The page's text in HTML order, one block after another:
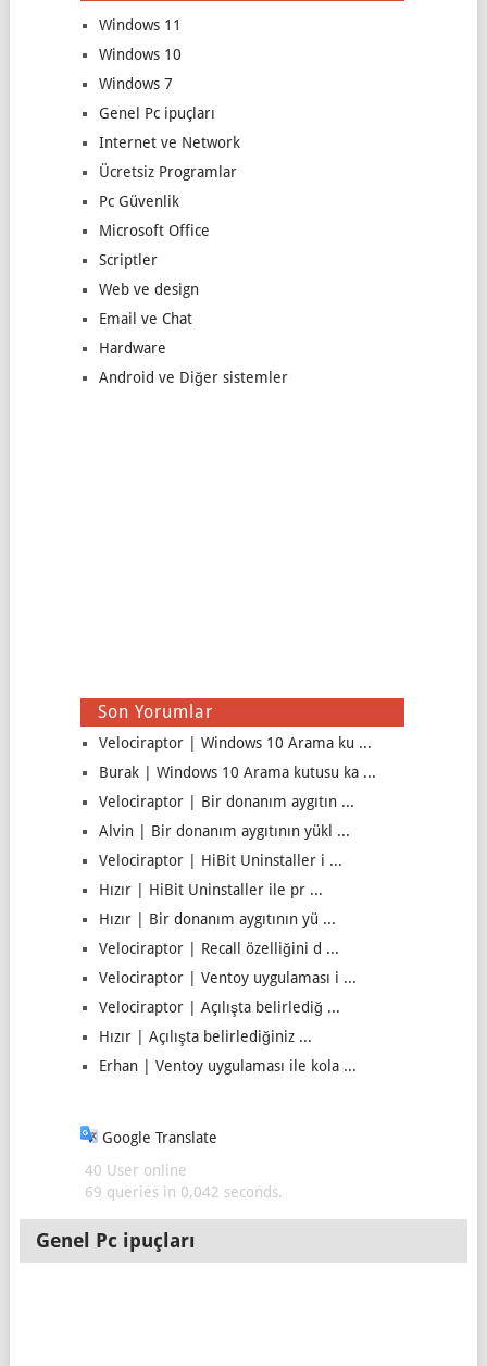
Windows 11
Windows 10
Windows 7
Genel Pc ipuçları
Internet ve Network
Ücretsiz Programlar
Pc Güvenlik
Microsoft Office
Scriptler
Web ve design
Email ve Chat
Hardware
Android ve Diğer sistemler
Son Yorumlar
Velociraptor | Windows 10 Arama ku ...
Burak | Windows 10 Arama kutusu ka ...
Velociraptor | Bir donanım aygıtın ...
Alvin | Bir donanım aygıtının yükl ...
Velociraptor | HiBit Uninstaller i ...
Hızır | HiBit Uninstaller ile pr ...
Hızır | Bir donanım aygıtının yü ...
Velociraptor | Recall özelliğini d ...
Velociraptor | Ventoy uygulaması i ...
Velociraptor | Açılışta belirlediğ ...
Hızır | Açılışta belirlediğiniz ...
Erhan | Ventoy uygulaması ile kola ...
Google Translate
40 User online
69 queries in 0,042 seconds.
Genel Pc ipuçları